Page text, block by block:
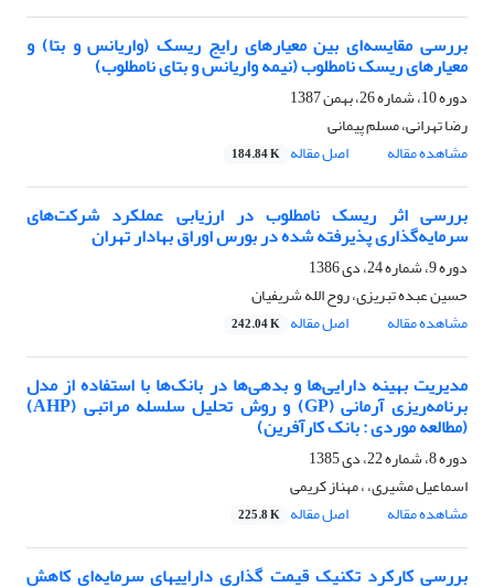
بررسی مقایسه‌ای بین معیارهای رایج ریسک (واریانس و بتا) و
معیارهای ریسک نامطلوب (نیمه واریانس و بتای نامطلوب)
دوره 10، شماره 26، بهمن 1387
رضا تهرانی، مسلم پیمانی
مشاهده مقاله
اصل مقاله 184.84 K
بررسی اثر ریسک نامطلوب در ارزیابی عملکرد شرکت‌های
سرمایه‌گذاری پذیرفته شده در بورس اوراق بهادار تهران
دوره 9، شماره 24، دی 1386
حسین عبده تبریزی، روح الله شریفیان
مشاهده مقاله
اصل مقاله 242.04 K
مدیریت بهینه دارایی‌ها و بدهی‌ها در بانک‌ها با استفاده از مدل
برنامه‌ریزی آرمانی (GP) و روش تحلیل سلسله مراتبی (AHP)
(مطالعه موردی : بانک کارآفرین)
دوره 8، شماره 22، دی 1385
اسماعیل مشیری، ، مهناز کریمی
مشاهده مقاله
اصل مقاله 225.8 K
بررسی کارکرد تکنیک قیمت گذاری داراییهای سرمایه‌‌‌‌‌‌‌‌‌‌‌‌‌‌‌‌‌‌‌‌‌‌‌‌‌‌‌‌‌‌‌‌‌‌‌‌ای کاهش